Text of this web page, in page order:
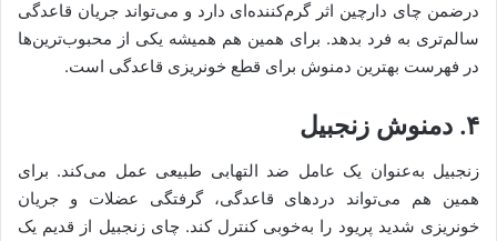
درضمن چای دارچین اثر گرم‌کننده‌ای دارد و می‌تواند جریان قاعدگی
سالم‌تری به فرد بدهد. برای همین هم همیشه یکی از محبوب‌ترین‌ها
در فهرست بهترین دمنوش برای قطع خونریزی قاعدگی است.
۴. دمنوش زنجبیل
زنجبیل به‌عنوان یک عامل ضد التهابی طبیعی عمل می‌کند. برای
همین هم می‌تواند دردهای قاعدگی، گرفتگی عضلات و جریان
خونریزی شدید پریود را به‌خوبی کنترل کند. چای زنجبیل از قدیم یک